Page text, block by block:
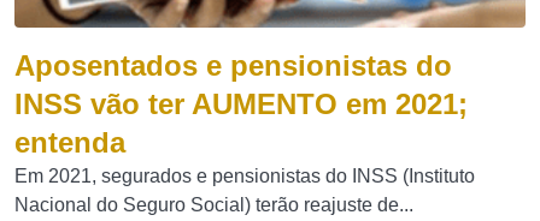
Aposentados e pensionistas do
INSS vão ter AUMENTO em 2021;
entenda
Em 2021, segurados e pensionistas do INSS (Instituto
Nacional do Seguro Social) terão reajuste de...